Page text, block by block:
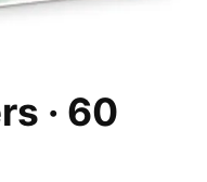
· 60